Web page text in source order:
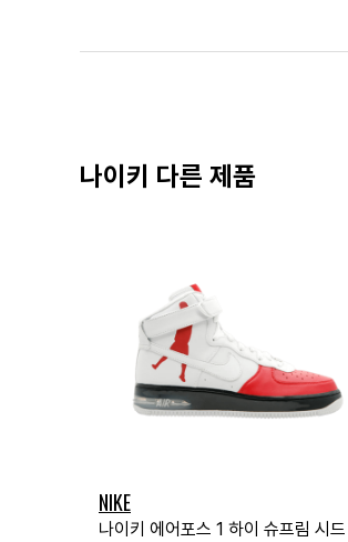
나이키 다른 제품
NIKE
나이키 에어포스 1 하이 슈프림 시드